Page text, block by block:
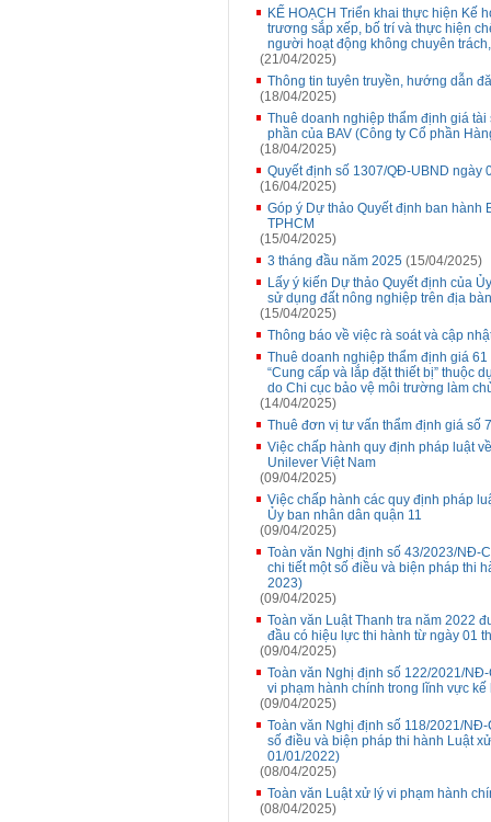
KẾ HOẠCH Triển khai thực hiện Kế
trương sắp xếp, bố trí và thực hiện
người hoạt động không chuyên
(21/04/2025)
Thông tin tuyên truyền, hướng dẫn
(18/04/2025)
Thuê doanh nghiệp thẩm định giá
phần của BAV (Công ty Cổ phần
(18/04/2025)
Quyết định số 1307/QĐ-UBND ngày
(16/04/2025)
Góp ý Dự thảo Quyết định ban hành
TPHCM
(15/04/2025)
3 tháng đầu năm 2025 (15/04/2025)
Lấy ý kiến Dự thảo Quyết định của
sử dụng đất nông nghiệp trên địa
(15/04/2025)
Thông báo về việc rà soát và cập
Thuê doanh nghiệp thẩm định giá
“Cung cấp và lắp đặt thiết bị” thuộc
do Chi cục bảo vệ môi trường làm
(14/04/2025)
Thuê đơn vị tư vấn thẩm định giá số
Việc chấp hành quy định pháp luật
Unilever Việt Nam
(09/04/2025)
Việc chấp hành các quy định pháp
Ủy ban nhân dân quận 11
(09/04/2025)
Toàn văn Nghị định số 43/2023/NĐ-
chi tiết một số điều và biện pháp thi
2023)
(09/04/2025)
Toàn văn Luật Thanh tra năm 2022
đầu có hiệu lực thi hành từ ngày 01
(09/04/2025)
Toàn văn Nghị định số 122/2021/
vi phạm hành chính trong lĩnh vực
(09/04/2025)
Toàn văn Nghị định số 118/2021/
số điều và biện pháp thi hành Luật
01/01/2022)
(08/04/2025)
Toàn văn Luật xử lý vi phạm hành
(08/04/2025)